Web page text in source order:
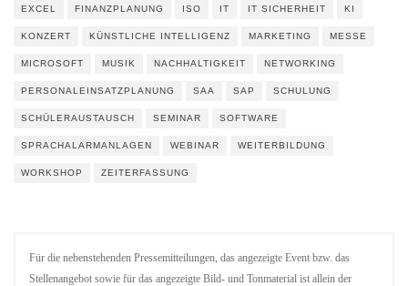
EXCEL FINANZPLANUNG ISO IT IT SICHERHEIT KI
KONZERT KÜNSTLICHE INTELLIGENZ MARKETING MESSE
MICROSOFT MUSIK NACHHALTIGKEIT NETWORKING
PERSONALEINSATZPLANUNG SAA SAP SCHULUNG
SCHÜLERAUSTAUSCH SEMINAR SOFTWARE
SPRACHALARMANLAGEN WEBINAR WEITERBILDUNG
WORKSHOP ZEITERFASSUNG
Für die nebenstehenden Pressemitteilungen, das angezeigte Event bzw. das
Stellenangebot sowie für das angezeigte Bild- und Tonmaterial ist allein der